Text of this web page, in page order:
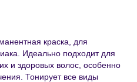
краска, для
Идеально подходит для
и здоровых волос, особенно
Тонирует все виды